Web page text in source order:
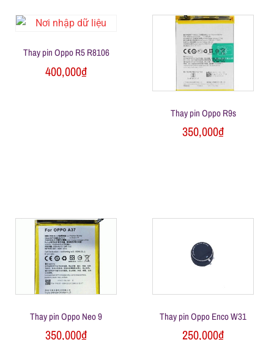
đ
ộ
Thay pin Oppo R5 R8106
400,000₫
Thay pin Oppo R9s
350,000₫
Thay pin Oppo Neo 9
350,000₫
Thay pin Oppo Enco W31
250,000₫